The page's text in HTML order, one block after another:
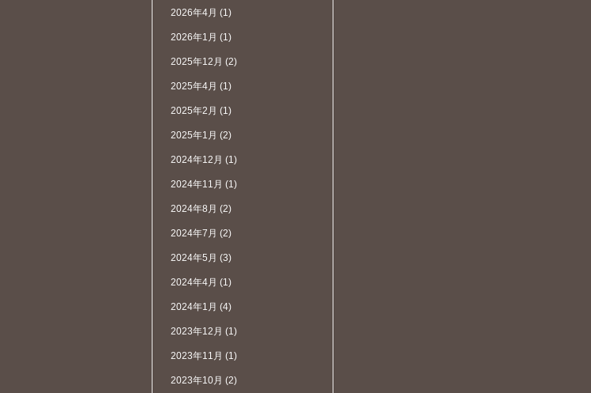
2026年4月 (1)
2026年1月 (1)
2025年12月 (2)
2025年4月 (1)
2025年2月 (1)
2025年1月 (2)
2024年12月 (1)
2024年11月 (1)
2024年8月 (2)
2024年7月 (2)
2024年5月 (3)
2024年4月 (1)
2024年1月 (4)
2023年12月 (1)
2023年11月 (1)
2023年10月 (2)